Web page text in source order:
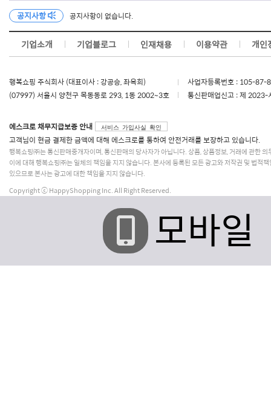
공지사항 공지사항이 없습니다.
기업소개 기업블로그 인재채용 이용약관 개인
행복쇼핑 주식회사 (대표이사 : 강공승, 좌옥희)
(07997) 서울시 양천구 목동동로 293, 1동 2002~3호
사업자등록번호 : 105-
통신판매업신고 : 제
에스크로 채무지급보증 안내 서비스 가입사실 확인
고객님이 현금 결제한 금액에 대해 에스크로를 통하여 안전거래를 보장하고 있습니다.
행복쇼핑㈜는 통신판매중개자이며, 통신판매의 당사자가 아닙니다. 상품, 상품정보, 거래에 관한
이에 대해 행복쇼핑㈜는 일체의 책임을 지지 않습니다. 본사에 등록된 모든 광고와 저작권 및 법적
있으므로 본사는 광고에 대한 책임을 지지 않습니다.
Copyright ⓒ HappyShopping Inc. All Right Reserved.